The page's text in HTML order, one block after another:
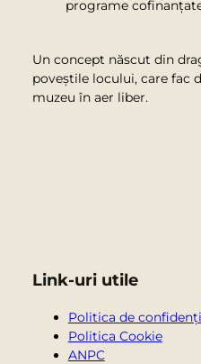
programe
Un concept născut din
poveștile locului, care fac
muzeu în aer liber.
Link-uri utile
Politica de
Politica Cookie
ANPC